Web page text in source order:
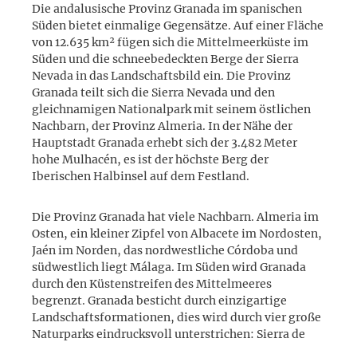
Die andalusische Provinz Granada im spanischen
Süden bietet einmalige Gegensätze. Auf einer Fläche
von 12.635 km² fügen sich die Mittelmeerküste im
Süden und die schneebedeckten Berge der Sierra
Nevada in das Landschaftsbild ein. Die Provinz
Granada teilt sich die Sierra Nevada und den
gleichnamigen Nationalpark mit seinem östlichen
Nachbarn, der Provinz Almeria. In der Nähe der
Hauptstadt Granada erhebt sich der 3.482 Meter
hohe Mulhacén, es ist der höchste Berg der
Iberischen Halbinsel auf dem Festland.
Die Provinz Granada hat viele Nachbarn. Almeria im
Osten, ein kleiner Zipfel von Albacete im Nordosten,
Jaén im Norden, das nordwestliche Córdoba und
südwestlich liegt Málaga. Im Süden wird Granada
durch den Küstenstreifen des Mittelmeeres
begrenzt. Granada besticht durch einzigartige
Landschaftsformationen, dies wird durch vier große
Naturparks eindrucksvoll unterstrichen: Sierra de